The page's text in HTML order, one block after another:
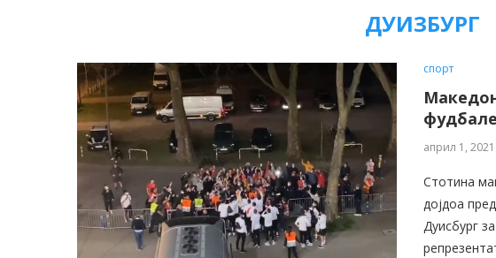
ДУИЗБУРГ
спорт
април 1, 2021
Стотина
дојдоа
Дуисбург